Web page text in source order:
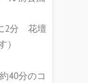
2分 花壇
）
40分のコ